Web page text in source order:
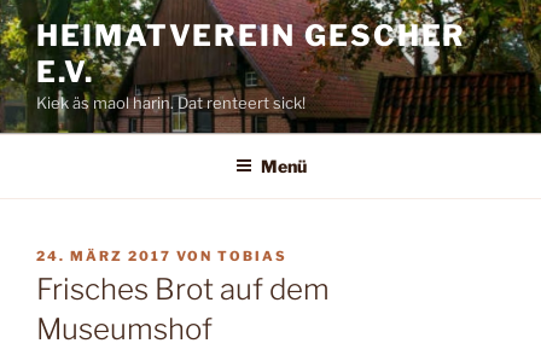
Zum
Inhalt
springen
HEIMATVEREIN GESCHER
E.V.
Kiek äs maol harin. Dat renteert sick!
Menü
VERÖFFENTLICHT
AM
24. MÄRZ 2017 VON TOBIAS
Frisches Brot auf dem
Museumshof